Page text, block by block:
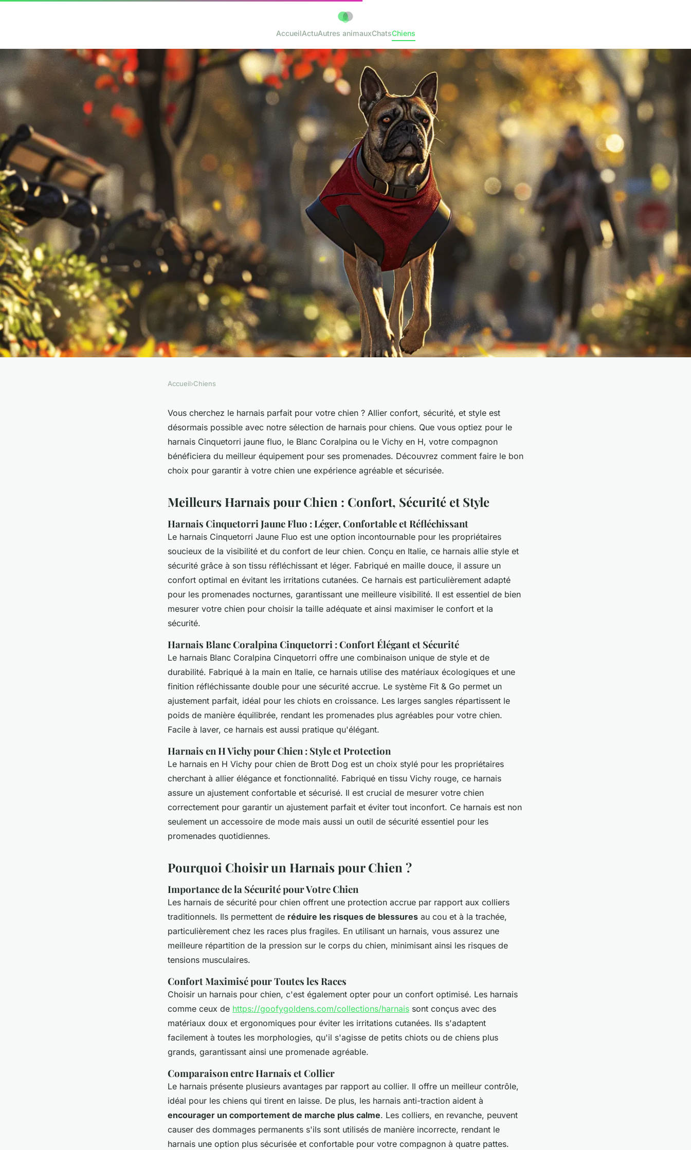
AccueilActuAutres animauxChatsChiens
Harnais pour chien : alliez confort,
sécurité et style
Accueil›Chiens
Vous cherchez le harnais parfait pour votre chien ? Allier confort, sécurité, et style est
désormais possible avec notre sélection de harnais pour chiens. Que vous optiez pour le
harnais Cinquetorri jaune fluo, le Blanc Coralpina ou le Vichy en H, votre compagnon
bénéficiera du meilleur équipement pour ses promenades. Découvrez comment faire le bon
choix pour garantir à votre chien une expérience agréable et sécurisée.
Meilleurs Harnais pour Chien : Confort, Sécurité et Style
Harnais Cinquetorri Jaune Fluo : Léger, Confortable et Réfléchissant
Le harnais Cinquetorri Jaune Fluo est une option incontournable pour les propriétaires
soucieux de la visibilité et du confort de leur chien. Conçu en Italie, ce harnais allie style et
sécurité grâce à son tissu réfléchissant et léger. Fabriqué en maille douce, il assure un
confort optimal en évitant les irritations cutanées. Ce harnais est particulièrement adapté
pour les promenades nocturnes, garantissant une meilleure visibilité. Il est essentiel de bien
mesurer votre chien pour choisir la taille adéquate et ainsi maximiser le confort et la
sécurité.
Harnais Blanc Coralpina Cinquetorri : Confort Élégant et Sécurité
Le harnais Blanc Coralpina Cinquetorri offre une combinaison unique de style et de
durabilité. Fabriqué à la main en Italie, ce harnais utilise des matériaux écologiques et une
finition réfléchissante double pour une sécurité accrue. Le système Fit & Go permet un
ajustement parfait, idéal pour les chiots en croissance. Les larges sangles répartissent le
poids de manière équilibrée, rendant les promenades plus agréables pour votre chien.
Facile à laver, ce harnais est aussi pratique qu'élégant.
Harnais en H Vichy pour Chien : Style et Protection
Le harnais en H Vichy pour chien de Brott Dog est un choix stylé pour les propriétaires
cherchant à allier élégance et fonctionnalité. Fabriqué en tissu Vichy rouge, ce harnais
assure un ajustement confortable et sécurisé. Il est crucial de mesurer votre chien
correctement pour garantir un ajustement parfait et éviter tout inconfort. Ce harnais est non
seulement un accessoire de mode mais aussi un outil de sécurité essentiel pour les
promenades quotidiennes.
Pourquoi Choisir un Harnais pour Chien ?
Importance de la Sécurité pour Votre Chien
Les harnais de sécurité pour chien offrent une protection accrue par rapport aux colliers
traditionnels. Ils permettent de réduire les risques de blessures au cou et à la trachée,
particulièrement chez les races plus fragiles. En utilisant un harnais, vous assurez une
meilleure répartition de la pression sur le corps du chien, minimisant ainsi les risques de
tensions musculaires.
Confort Maximisé pour Toutes les Races
Choisir un harnais pour chien, c'est également opter pour un confort optimisé. Les harnais
comme ceux de https://goofygoldens.com/collections/harnais sont conçus avec des
matériaux doux et ergonomiques pour éviter les irritations cutanées. Ils s'adaptent
facilement à toutes les morphologies, qu'il s'agisse de petits chiots ou de chiens plus
grands, garantissant ainsi une promenade agréable.
Comparaison entre Harnais et Collier
Le harnais présente plusieurs avantages par rapport au collier. Il offre un meilleur contrôle,
idéal pour les chiens qui tirent en laisse. De plus, les harnais anti-traction aident à
encourager un comportement de marche plus calme. Les colliers, en revanche, peuvent
causer des dommages permanents s'ils sont utilisés de manière incorrecte, rendant le
harnais une option plus sécurisée et confortable pour votre compagnon à quatre pattes.